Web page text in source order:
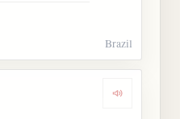
Brazil
Dengarkan